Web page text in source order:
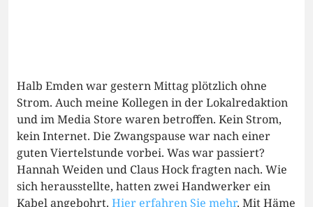
Halb Emden war gestern Mittag plötzlich ohne
Strom. Auch meine Kollegen in der Lokalredaktion
und im Media Store waren betroffen. Kein Strom,
kein Internet. Die Zwangspause war nach einer
guten Viertelstunde vorbei. Was war passiert?
Hannah Weiden und Claus Hock fragten nach. Wie
sich herausstellte, hatten zwei Handwerker ein
Kabel angebohrt. Hier erfahren Sie mehr. Mit Häme